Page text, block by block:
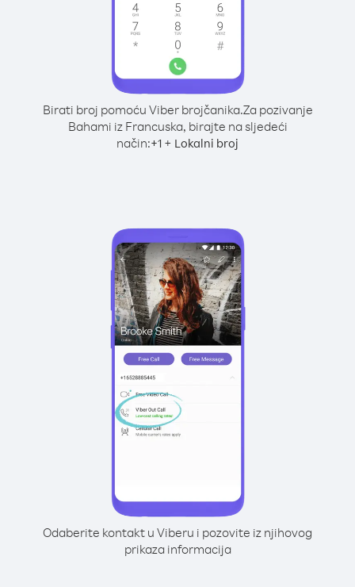
Birati broj pomoću Viber brojčanika.Za pozivanje
Bahami iz Francuska, birajte na sljedeći
način:+1 + Lokalni broj
Odaberite kontakt u Viberu i pozovite iz njihovog
prikaza informacija